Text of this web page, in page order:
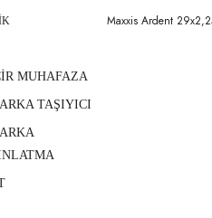
Maxxis Ardent
MUHAFAZA
TAŞIYICI